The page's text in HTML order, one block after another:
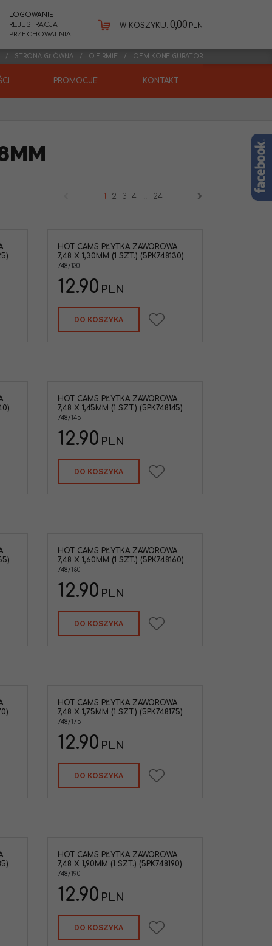
LOGOWANIE
REJESTRACJA
PRZECHOWALNIA
W KOSZYKU: 0,00 PLN
STRONA GŁÓWNA O FIRMIE OEM KONFIGURATOR
PROMOCJE KONTAKT
1 2 3 4 24
HOT CAMS PŁYTKA ZAWOROWA
7,48 X 1,30MM (1 SZT.) (5PK748130)
748/130
12.90 PLN
DO KOSZYKA
HOT CAMS PŁYTKA ZAWOROWA
7,48 X 1,45MM (1 SZT.) (5PK748145)
748/145
12.90 PLN
DO KOSZYKA
HOT CAMS PŁYTKA ZAWOROWA
7,48 X 1,60MM (1 SZT.) (5PK748160)
748/160
12.90 PLN
DO KOSZYKA
HOT CAMS PŁYTKA ZAWOROWA
7,48 X 1,75MM (1 SZT.) (5PK748175)
748/175
12.90 PLN
DO KOSZYKA
HOT CAMS PŁYTKA ZAWOROWA
7,48 X 1,90MM (1 SZT.) (5PK748190)
748/190
12.90 PLN
DO KOSZYKA